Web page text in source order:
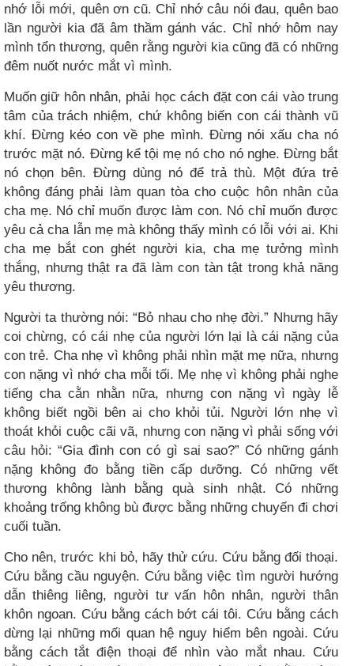
nhớ lỗi mới, quên ơn cũ. Chỉ nhớ câu nói đau, quên bao
lần người kia đã âm thầm gánh vác. Chỉ nhớ hôm nay
mình tổn thương, quên rằng người kia cũng đã có những
đêm nuốt nước mắt vì mình.
Muốn giữ hôn nhân, phải học cách đặt con cái vào trung
tâm của trách nhiệm, chứ không biến con cái thành vũ
khí. Đừng kéo con về phe mình. Đừng nói xấu cha nó
trước mặt nó. Đừng kể tội mẹ nó cho nó nghe. Đừng bắt
nó chọn bên. Đừng dùng nó để trả thù. Một đứa trẻ
không đáng phải làm quan tòa cho cuộc hôn nhân của
cha mẹ. Nó chỉ muốn được làm con. Nó chỉ muốn được
yêu cả cha lẫn mẹ mà không thấy mình có lỗi với ai. Khi
cha mẹ bắt con ghét người kia, cha mẹ tưởng mình
thắng, nhưng thật ra đã làm con tàn tật trong khả năng
yêu thương.
Người ta thường nói: “Bỏ nhau cho nhẹ đời.” Nhưng hãy
coi chừng, có cái nhẹ của người lớn lại là cái nặng của
con trẻ. Cha nhẹ vì không phải nhìn mặt mẹ nữa, nhưng
con nặng vì nhớ cha mỗi tối. Mẹ nhẹ vì không phải nghe
tiếng cha cằn nhằn nữa, nhưng con nặng vì ngày lễ
không biết ngồi bên ai cho khỏi tủi. Người lớn nhẹ vì
thoát khỏi cuộc cãi vã, nhưng con nặng vì phải sống với
câu hỏi: “Gia đình con có gì sai sao?” Có những gánh
nặng không đo bằng tiền cấp dưỡng. Có những vết
thương không lành bằng quà sinh nhật. Có những
khoảng trống không bù được bằng những chuyến đi chơi
cuối tuần.
Cho nên, trước khi bỏ, hãy thử cứu. Cứu bằng đối thoại.
Cứu bằng cầu nguyện. Cứu bằng việc tìm người hướng
dẫn thiêng liêng, người tư vấn hôn nhân, người thân
khôn ngoan. Cứu bằng cách bớt cái tôi. Cứu bằng cách
dừng lại những mối quan hệ nguy hiểm bên ngoài. Cứu
bằng cách tắt điện thoại để nhìn vào mắt nhau. Cứu